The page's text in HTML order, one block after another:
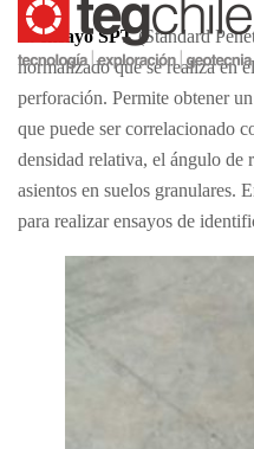
Elensayo SPT(Standard
normalizado que se realiza en
perforación. Permite obtener
que puede ser correlacionado
densidad relativa, el ángulo de
asientos en suelos granulares.
para realizar ensayos de